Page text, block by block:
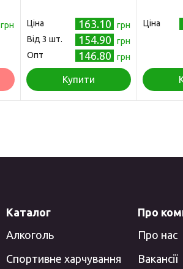
грн Ціна 163.10
грн
Від 3 шт.
154.90
грн
Опт
146.80 грн
Купити
Ціна
Каталог
Алкоголь
Спортивне харчування
Про
Про нас
Вакансії